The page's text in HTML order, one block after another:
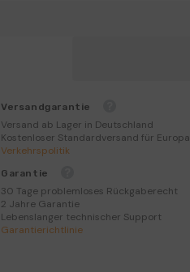
Versandgarantie
Versand ab Lager in Deutschland
Kostenloser Standardversand für Europa
Verkehrspolitik
Garantie
30 Tage problemloses Rückgaberecht
2 Jahre Garantie
Lebenslanger technischer Support
Garantierichtlinie